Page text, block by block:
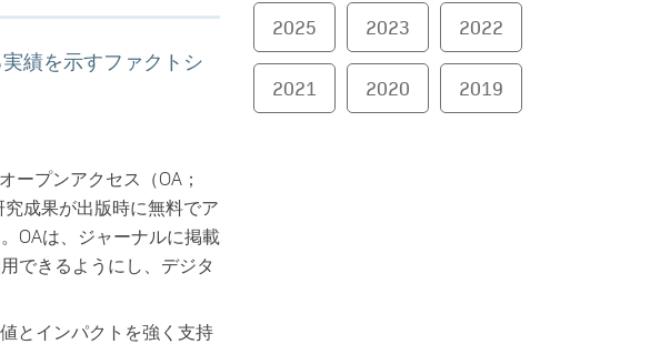
績を示すファクトシ
プンアクセス（OA；
成果が出版時に無料でア
OAは、ジャーナルに掲載
できるようにし、デジタ
とインパクトを強く支持
2025 2023 2022
2021 2020 2019